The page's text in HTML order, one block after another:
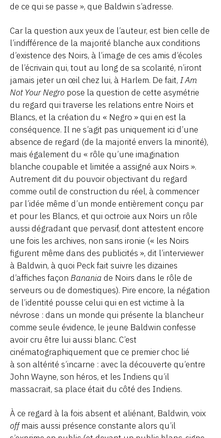
de ce qui se passe », que Baldwin s’adresse.
Car la question aux yeux de l’auteur, est bien celle de
l’indifférence de la majorité blanche aux conditions
d’existence des Noirs, à l’image de ces amis d’écoles
de l’écrivain qui, tout au long de sa scolarité, n’iront
jamais jeter un œil chez lui, à Harlem. De fait, I Am
Not Your Negro pose la question de cette asymétrie
du regard qui traverse les relations entre Noirs et
Blancs, et la création du « Negro » qui en est la
conséquence. Il ne s’agit pas uniquement ici d’une
absence de regard (de la majorité envers la minorité),
mais également du « rôle qu’une imagination
blanche coupable et limitée a assigné aux Noirs ».
Autrement dit du pouvoir objectivant du regard
comme outil de construction du réel, à commencer
par l’idée même d’un monde entièrement conçu par
et pour les Blancs, et qui octroie aux Noirs un rôle
aussi dégradant que pervasif, dont attestent encore
une fois les archives, non sans ironie (« les Noirs
figurent même dans des publicités », dit l’interviewer
à Baldwin, à quoi Peck fait suivre les dizaines
d’affiches façon Banania de Noirs dans le rôle de
serveurs ou de domestiques). Pire encore, la négation
de l’identité pousse celui qui en est victime à la
névrose : dans un monde qui présente la blancheur
comme seule évidence, le jeune Baldwin confesse
avoir cru être lui aussi blanc. C’est
cinématographiquement que ce premier choc lié
à son altérité s’incarne : avec la découverte qu’entre
John Wayne, son héros, et les Indiens qu’il
massacrait, sa place était du côté des Indiens.
À ce regard à la fois absent et aliénant, Baldwin, voix
offmais aussi présence constante alors qu’il